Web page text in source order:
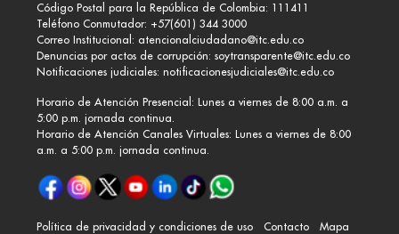
Código Postal para la República de Colombia: 111411
Teléfono Conmutador: +57(601) 344 3000
Correo Institucional: atencionalciudadano@itc.edu.co
Denuncias por actos de corrupción: soytransparente@itc.edu.co
Notificaciones judiciales: notificacionesjudiciales@itc.edu.co
Horario de Atención Presencial: Lunes a viernes de 8:00 a.m. a
5:00 p.m. jornada continua.
Horario de Atención Canales Virtuales: Lunes a viernes de 8:00
a.m. a 5:00 p.m. jornada continua.
Política de privacidad y condiciones de uso Contacto
Mapa